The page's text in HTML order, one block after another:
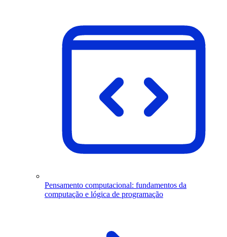
Pensamento computacional: fundamentos da
computação e lógica de programação